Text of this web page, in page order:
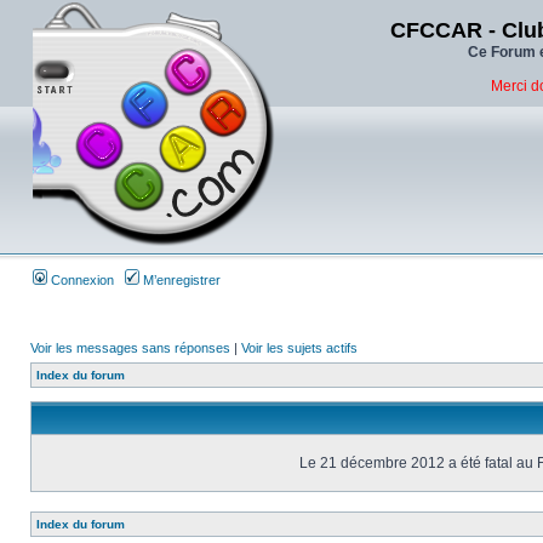
CFCCAR -
Ce Forum
Merci
Connexion M’enregistrer
Voir les messages sans réponses | Voir les sujets actifs
Index du forum
Le 21 décembre 2012 a été fatal au
Index du forum